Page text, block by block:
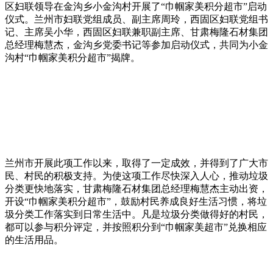
区妇联领导在金沟乡小金沟村开展了“巾帼家美积分超市”启动
仪式。兰州市妇联党组成员、副主席周玲，西固区妇联党组书
记、主席吴小华，西固区妇联兼职副主席、甘肃梅隆石材集团
总经理梅慧杰，金沟乡党委书记等参加启动仪式，共同为小金
沟村“巾帼家美积分超市”揭牌。
兰州市开展此项工作以来，取得了一定成效，并得到了广大市
民、村民的积极支持。为使这项工作尽快深入人心，推动垃圾
分类更快地落实，甘肃梅隆石材集团总经理梅慧杰主动出资，
开设“巾帼家美积分超市”，鼓励村民养成良好生活习惯，将垃
圾分类工作落实到日常生活中。凡是垃圾分类做得好的村民，
都可以参与积分评定，并按照积分到“巾帼家美超市”兑换相应
的生活用品。